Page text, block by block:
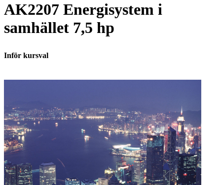
AK2207 Energisystem i
samhället 7,5 hp
Inför kursval